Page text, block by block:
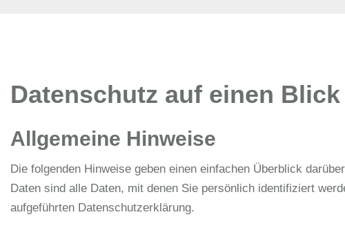
Datenschutz auf einen Blick
Allgemeine Hinweise
Die folgenden Hinweise geben einen einfachen Überblick
Daten sind alle Daten, mit denen Sie persönlich identifiziert
aufgeführten Datenschutzerklärung.